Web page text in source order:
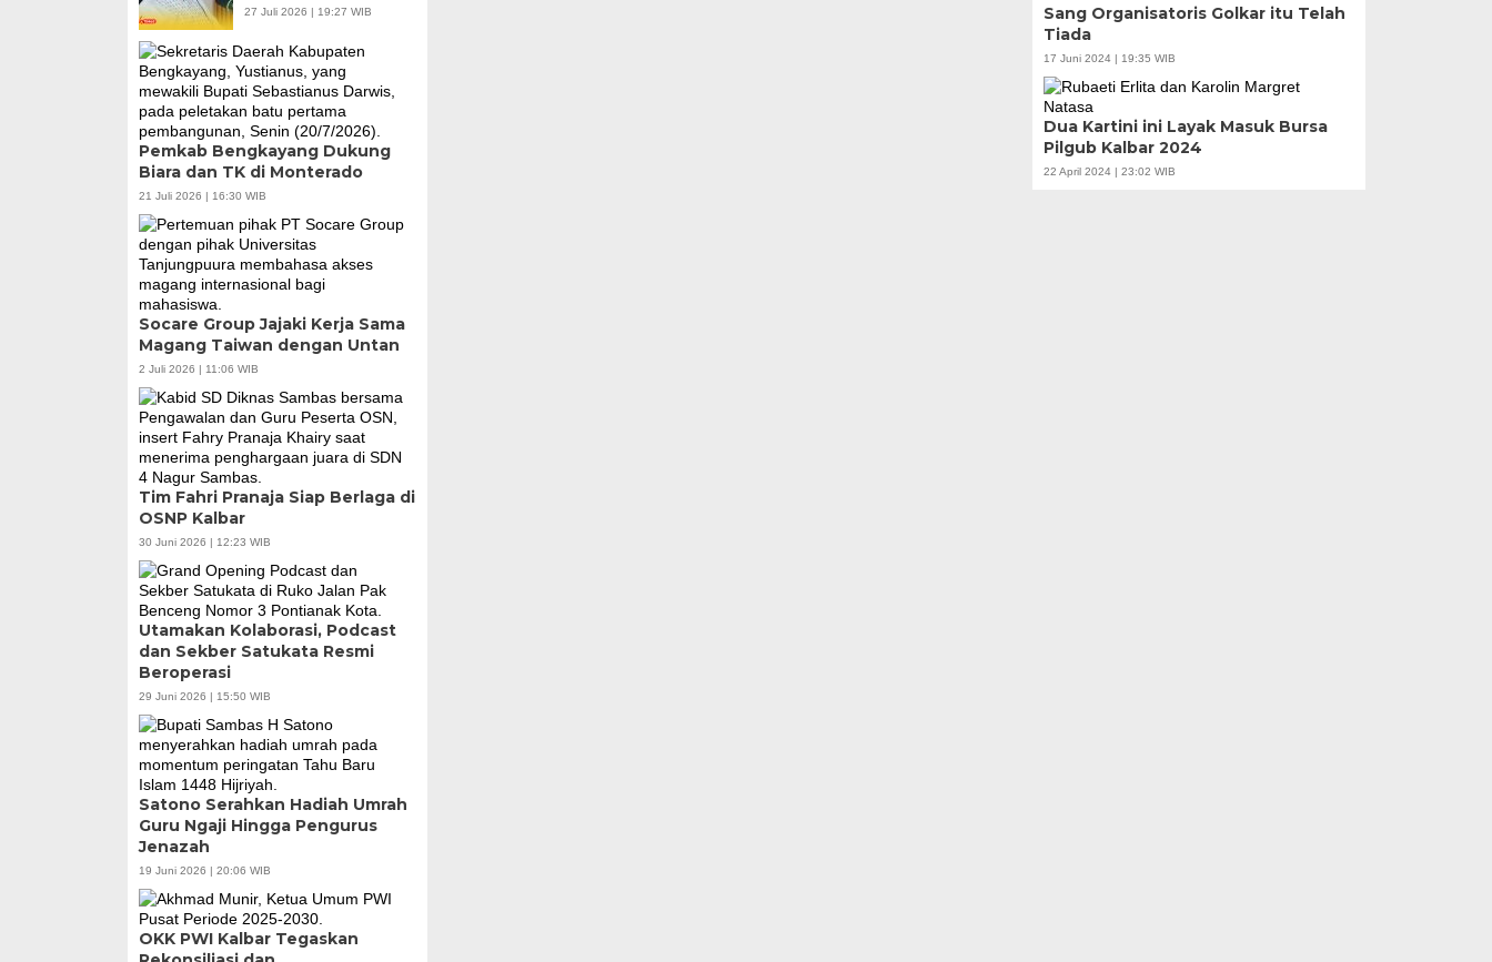
27 Juli 2026 | 19:27 WIB
Pemkab Bengkayang Dukung
Biara dan TK di Monterado
21 Juli 2026 | 16:30 WIB
Socare Group Jajaki Kerja Sama
Magang Taiwan dengan Untan
2 Juli 2026 | 11:06 WIB
Tim Fahri Pranaja Siap Berlaga di
OSNP Kalbar
30 Juni 2026 | 12:23 WIB
Utamakan Kolaborasi, Podcast
dan Sekber Satukata Resmi
Beroperasi
29 Juni 2026 | 15:50 WIB
Satono Serahkan Hadiah Umrah
Guru Ngaji Hingga Pengurus
Jenazah
19 Juni 2026 | 20:06 WIB
OKK PWI Kalbar Tegaskan
Sang Organisatoris Golkar itu Telah
Tiada
17 Juni 2024 | 19:35 WIB
Dua Kartini ini Layak Masuk Bursa
Pilgub Kalbar 2024
22 April 2024 | 23:02 WIB